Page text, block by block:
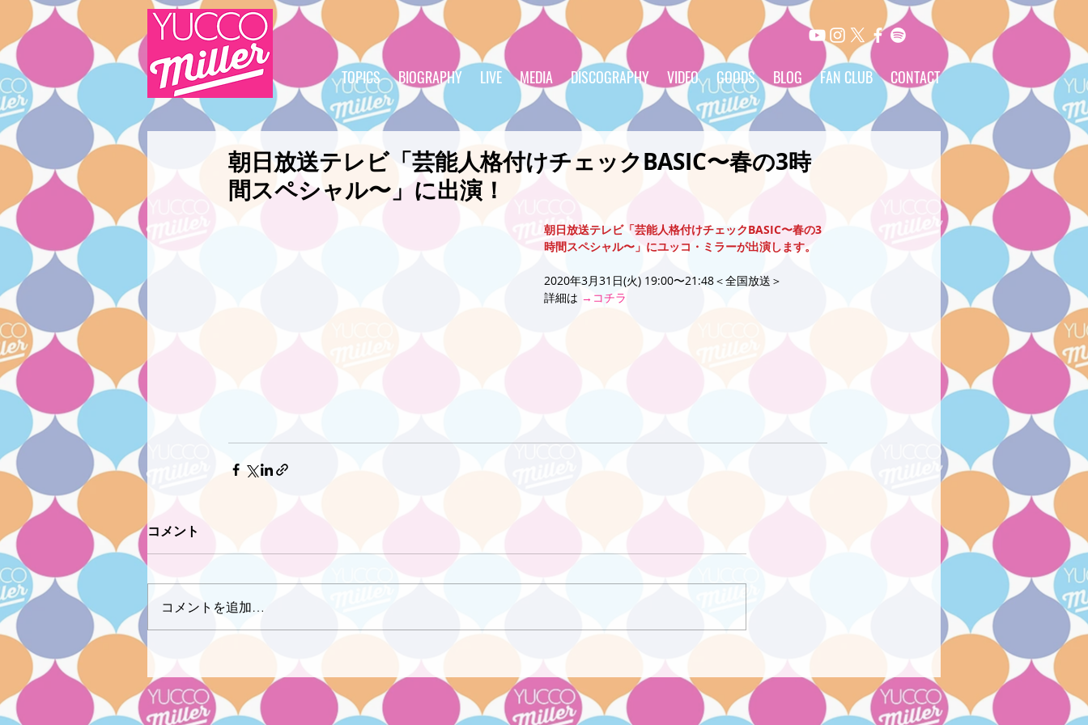
TOPICS BIOGRAPHY LIVE MEDIA DISCOGRAPHY VIDEO GOODS BLOG FAN CLUB CONTACT
朝日放送テレビ「芸能人格付けチェックBASIC〜春の3時
間スペシャル〜」に出演！
朝日放送テレビ「芸能人格付けチェックBASIC〜春の3
時間スペシャル〜」にユッコ・ミラーが出演します。
2020年3月31日(火) 19:00〜21:48＜全国放送＞
詳細は →コチラ
コメント
コメントを追加…